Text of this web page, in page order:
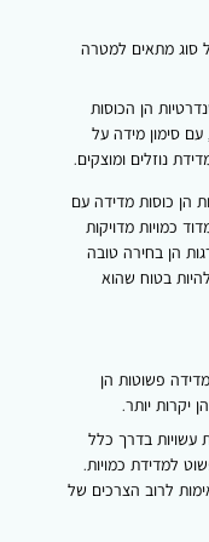
סוג מתאים למטרה
הן הכוסות
עם סימון מידה על
נוזלים ומוצקים.
הן כוסות מדידה עם
כמויות מדויקות
הן בחירה טובה
בטוח שהוא
פשוטות הן
יקרות יותר.
עשויות בדרך כלל
למדידת כמויות.
לרוב הצרכים של